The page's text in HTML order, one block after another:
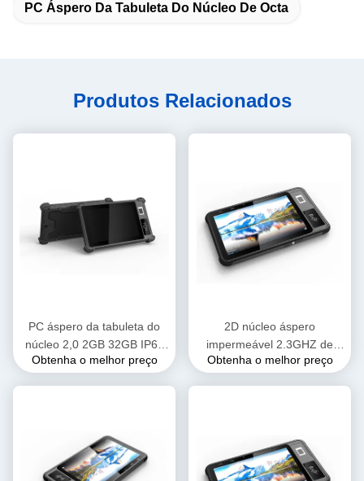
PC Áspero Da Tabuleta Do Núcleo De Octa
Produtos Relacionados
PC áspero da tabuleta do
núcleo 2,0 2GB 32GB IP65
do quadrilátero de 8inch
Obtenha o melhor preço
2D núcleo áspero
impermeável 2.3GHZ de
Octa do PC da tabuleta IP65
Obtenha o melhor preço